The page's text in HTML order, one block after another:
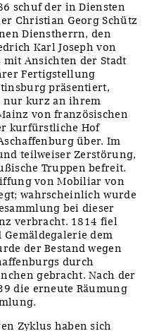
schuf der in Diensten
Christian Georg Schütz
Dienstherrn, den
Karl Joseph von
Ansichten der Stadt
Fertigstellung
präsentiert,
nur kurz an ihrem
von französischen
kurfürstliche Hof
über. Im
teilweiser Zerstörung,
Truppen befreit.
von Mobiliar von
wahrscheinlich wurde
bei dieser
verbracht. 1814 fiel
dem
der Bestand wegen
durch
gebracht. Nach der
die erneute Räumung
Zyklus haben sich